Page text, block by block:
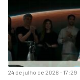
24 de julho de 2026 - 17:29